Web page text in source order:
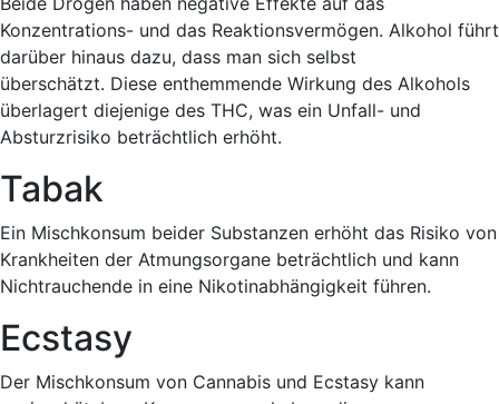
Konzentrations- und das Reaktionsvermögen. Alkohol führt
darüber hinaus dazu, dass man sich selbst
überschätzt. Diese enthemmende Wirkung des Alkohols
überlagert diejenige des THC, was ein Unfall- und
Absturzrisiko beträchtlich erhöht.
Tabak
Ein Mischkonsum beider Substanzen erhöht das Risiko von
Krankheiten der Atmungsorgane beträchtlich und kann
Nichtrauchende in eine Nikotinabhängigkeit führen.
Ecstasy
Der Mischkonsum von Cannabis und Ecstasy kann